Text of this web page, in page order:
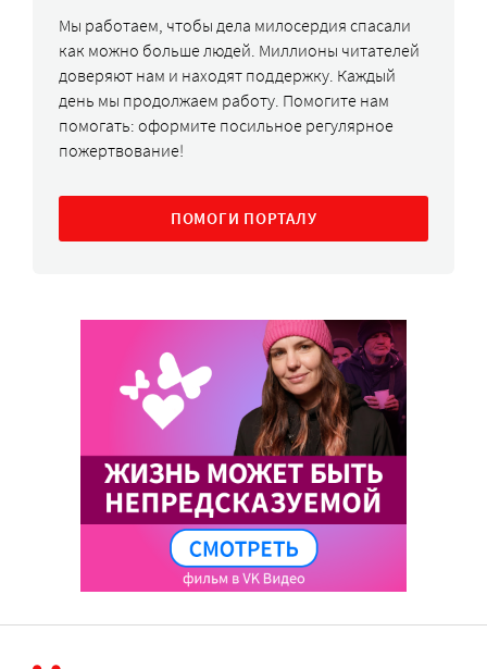
Мы работаем, чтобы дела милосердия спасали
как можно больше людей. Миллионы читателей
доверяют нам и находят поддержку. Каждый
день мы продолжаем работу. Помогите нам
помогать: оформите посильное регулярное
пожертвование!
ПОМОГИ ПОРТАЛУ